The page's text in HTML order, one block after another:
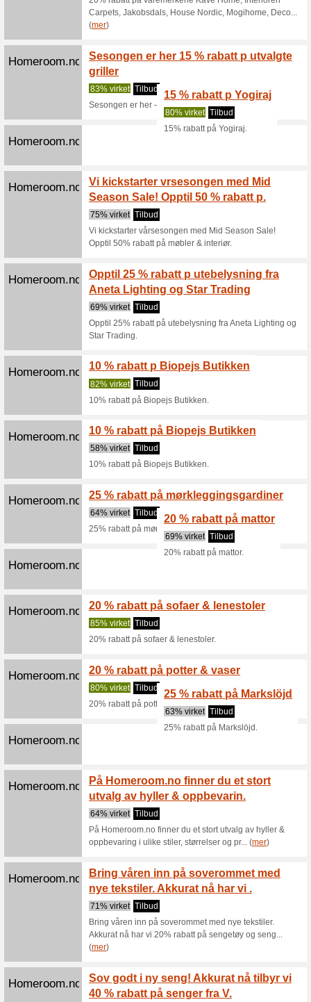
0% virket
Akkurat
Gjør
Homeroom.no
0% virket
Grip
Homeroom.no
Hos
Hos
enhver
Homeroom.no
67%
Akkurat
Homeroom.no